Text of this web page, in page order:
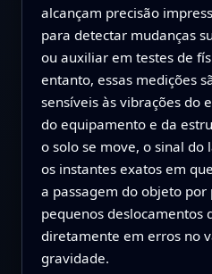
alcançam precisão
para detectar mudanças
ou auxiliar em testes de
entanto, essas medições
sensíveis às vibrações do
do equipamento e da
o solo se move, o sinal do
os instantes exatos em
a passagem do objeto por
pequenos deslocamentos
diretamente em erros no
gravidade.